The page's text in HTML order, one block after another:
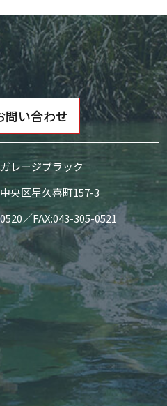
問い合わせ
レージブラック
央区星久喜町157-3
／FAX:043-305-0521